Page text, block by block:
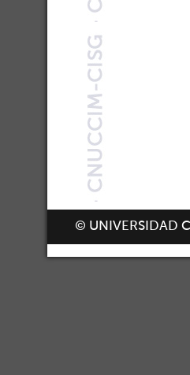
© UNIVERSIDAD